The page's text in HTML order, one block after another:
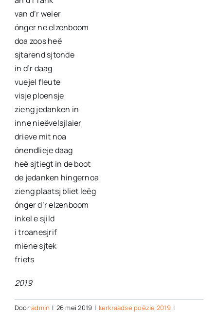
van d’r weier
ónger ne elzenboom
doa zoos heë
sjtarend sjtonde
in d’r daag
vuejel fleute
visje ploensje
zieng jedanken in
inne nieëvelsjlaier
drieve mit noa
ónendlieje daag
heë sjtiegt in de boot
de jedanken hingernoa
zieng plaatsj bliet leëg
ónger d’r elzenboom
inkel e sjild
i troanesjrif
miene sjtek
friets
2019
Dooradmin | 26 mei 2019 | kerkraadse poëzie 2019 |